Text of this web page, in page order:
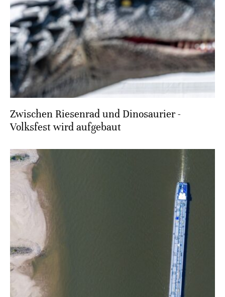
Zwischen Riesenrad und Dinosaurier -
Volksfest wird aufgebaut